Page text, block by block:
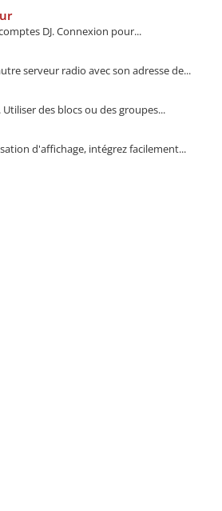
DJ. Connexion pour...
serveur radio avec son adresse de...
des blocs ou des groupes...
d'affichage, intégrez facilement...